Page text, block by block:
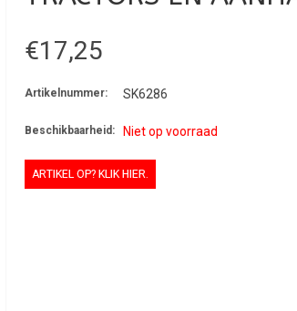
€17,25
Artikelnummer: SK6286
Beschikbaarheid: Niet op voorraad
ARTIKEL OP? KLIK HIER.